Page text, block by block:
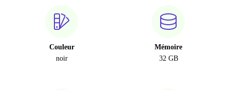
Couleur
noir
Mémoire
32 GB